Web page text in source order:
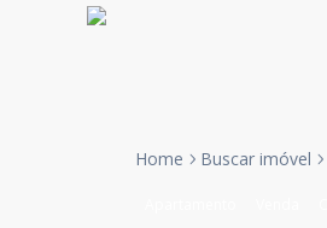
Home Buscar imóvel